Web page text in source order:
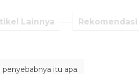
Lainnya Rekomendasi
itu apa.